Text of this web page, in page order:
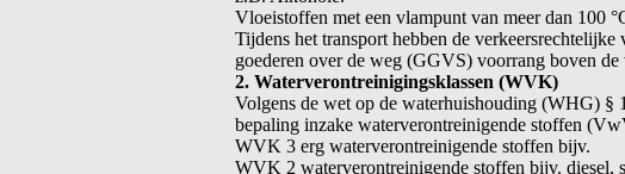
Vloeistoffen met een vlampunt van meer dan 100
Tijdens het transport hebben de
goederen over de weg (GGVS) voorrang boven
2. Waterverontreinigingsklassen (WVK)
Volgens de wet op de waterhuishouding (WHG) §
bepaling inzake waterverontreinigende stoffen
WVK 3 erg waterverontreinigende stoffen bijv.
WVK 2 waterverontreinigende stoffen bijv. diesel,